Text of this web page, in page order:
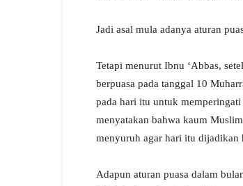
Jadi asal mula adanya aturan
Tetapi menurut Ibnu ‘Abbas,
berpuasa pada tanggal 10
pada hari itu untuk
menyatakan bahwa kaum
menyuruh agar hari itu dijadikan
Adapun aturan puasa dalam